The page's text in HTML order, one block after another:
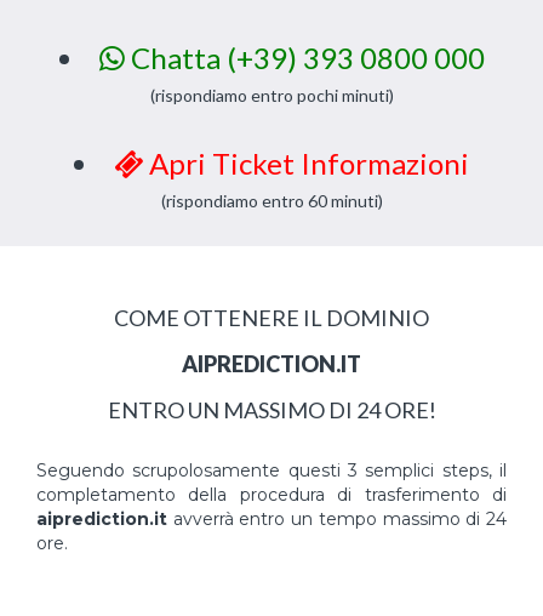
Chatta (+39) 393 0800 000
(rispondiamo entro pochi minuti)
Apri Ticket Informazioni
(rispondiamo entro 60 minuti)
COME OTTENERE IL DOMINIO
AIPREDICTION.IT
ENTRO UN MASSIMO DI 24 ORE!
Seguendo scrupolosamente questi 3 semplici steps, il
completamento della procedura di trasferimento di
aiprediction.it avverrà entro un tempo massimo di 24
ore.